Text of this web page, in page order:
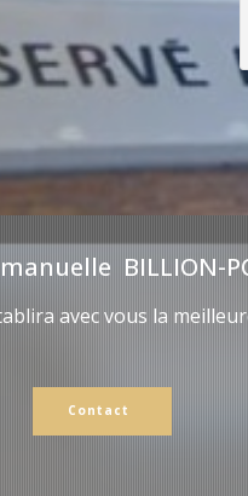
BILLION-
avec vous la
Contact